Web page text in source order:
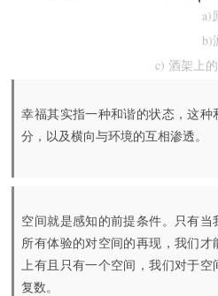
a)
b)
c) 酒架上
幸福其实指一种和谐的状态，这
分，以及横向与环境的互相渗透。
空间就是感知的前提条件。只有
所有体验的对空间的再现，我们
上有且只有一个空间，我们对于
复数。